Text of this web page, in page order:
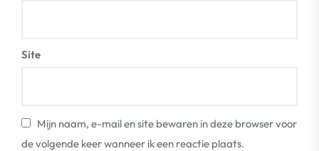
Site
Mijn naam, e-mail en site bewaren in deze browser voor
de volgende keer wanneer ik een reactie plaats.